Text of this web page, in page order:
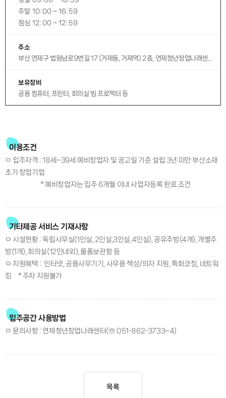
주말 10:00 ~ 16:59
점심 12:00 ~ 12:59
주소
보유장비
공용 컴퓨터, 프린터, 회의실 빔 프로젝터 등
이용조건
ㅇ 입주자격 : 18세~39세 예비창업자 및 공고일 기준 설립 3년 미만 부산소재
초기 창업기업
* 예비창업자는 입주 6개월 이내 사업자등록 완료 조건
기타제공 서비스 기재사항
ㅇ 시설현황 : 독립사무실(1인실, 2인실,3인실,4인실), 공유주방(4개), 개별주
방(1개), 회의실(12인내외), 물품보관함 등
ㅇ 지원혜택 : 인터넷, 공용사무기기, 사무용 책상/의자 지원, 특화코칭, 네트워
킹 * 주차 지원불가
입주공간 사용방법
ㅇ 문의사항 : 연제청년창업나래센터(☏ 051-862-3733~4)
목록